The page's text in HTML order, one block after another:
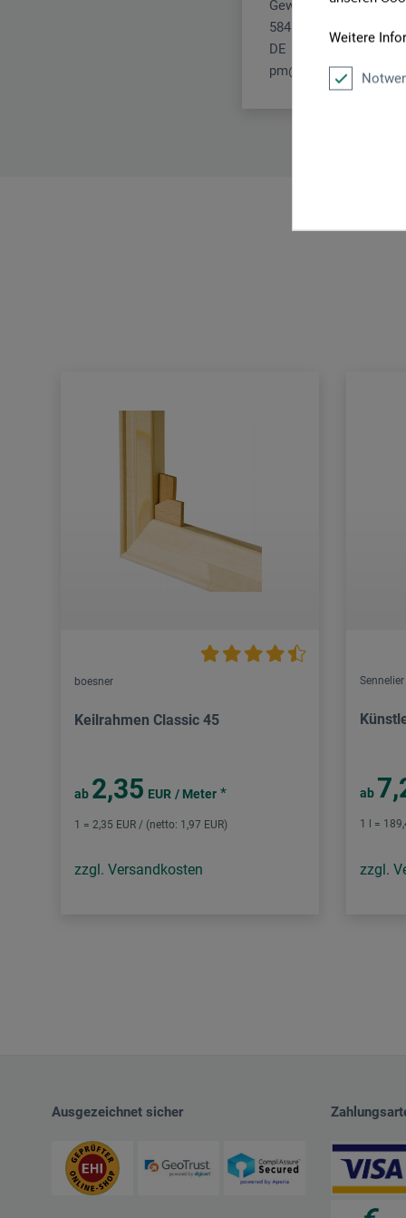
Weitere
Gewerkenstr. 2
58456 Witten
DE
pm@boesner.com
boesner
Keilrahmen Classic 45
ab 2,35 EUR / Meter *
1 = 2,35 EUR / (netto: 1,97 EUR)
zzgl. Versandkosten
Sennelier
ab
1 l =
zzgl.
Ausgezeichnet sicher